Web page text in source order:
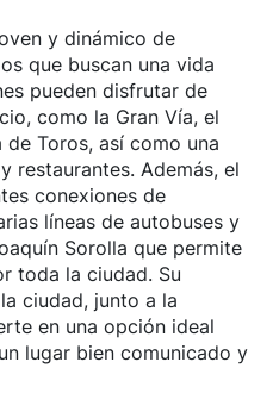
y dinámico de
que buscan una vida
pueden disfrutar de
como la Gran Vía, el
Toros, así como una
restaurantes. Además, el
conexiones de
líneas de autobuses y
Sorolla que permite
toda la ciudad. Su
ciudad, junto a la
en una opción ideal
lugar bien comunicado y